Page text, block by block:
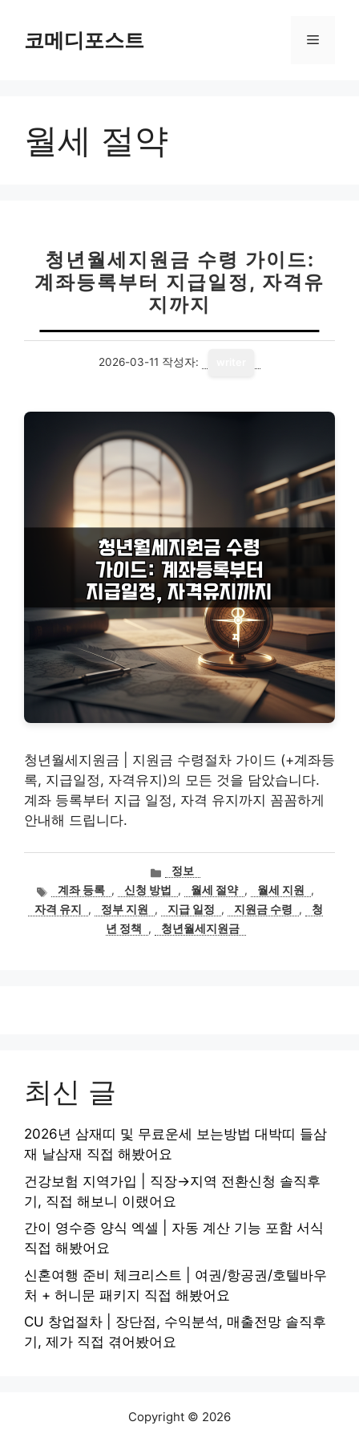
코메디포스트 메
월세 절약
청년월세지원금 수령 가이드:
계좌등록부터 지급일정, 자격유
지까지
2026-03-11 작성자:
청년월세지원금 | 지원금 수령절차 가이드 (+계좌등
록, 지급일정, 자격유지)의 모든 것을 담았습니다.
계좌 등록부터 지급 일정, 자격 유지까지 꼼꼼하게
안내해 드립니다.
카
테
고
리
정보
태
그
계좌 등록 , 신청 방법 , 월세 절약 , 월세 지원
,
자격 유지
, 정부 지원 , 지급 일정 , 지원금 수령 ,
청
년 정책
, 청년월세지원금
최신 글
2026년 삼재띠 및 무료운세 보는방법 대박띠 들삼
재 날삼재 직접 해봤어요
건강보험 지역가입 | 직장→지역 전환신청 솔직후
기, 직접 해보니 이랬어요
간이 영수증 양식 엑셀 | 자동 계산 기능 포함 서식
직접 해봤어요
신혼여행 준비 체크리스트 | 여권/항공권/호텔바우
처 + 허니문 패키지 직접 해봤어요
CU 창업절차 | 장단점, 수익분석, 매출전망 솔직후
기, 제가 직접 겪어봤어요
Copyright © 2026